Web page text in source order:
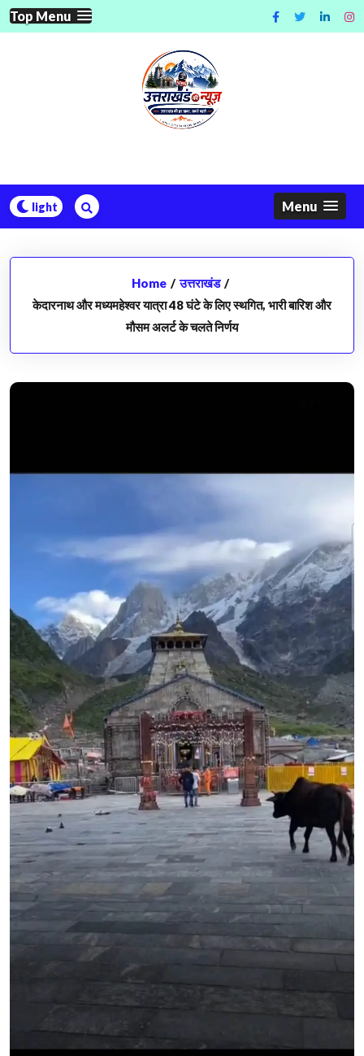
Skip
to
Top Menu
Menu
Home / उत्तराखंड /
केदारनाथ और मध्यमहेश्वर यात्रा 48 घंटे के लिए स्थगित, भारी बारिश और
मौसम अलर्ट के चलते निर्णय